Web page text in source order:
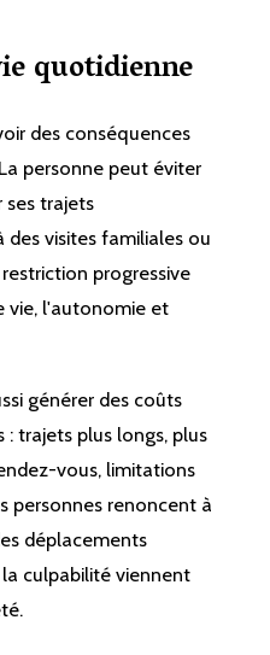
quotidienne
des conséquences
personne peut éviter
ses trajets
des visites familiales ou
progressive
vie, l'autonomie et
générer des coûts
trajets plus longs, plus
vous, limitations
personnes renoncent à
déplacements
culpabilité viennent